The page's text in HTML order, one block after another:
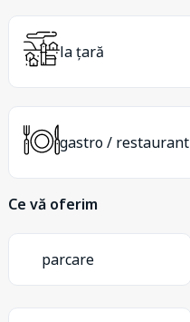
la țară
gastro / restaurant
Ce vă oferim
parcare